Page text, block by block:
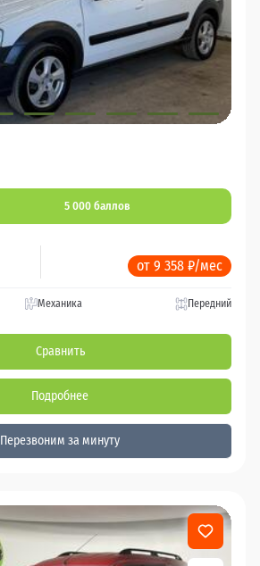
5 000 баллов
от 9 358 ₽/мес
Механика Передний
Сравнить
Подробнее
Перезвоним за минуту